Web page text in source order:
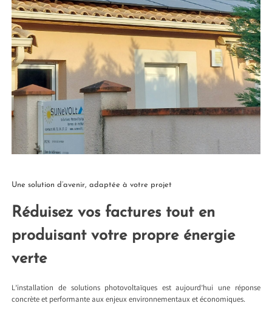
Une solution d’avenir, adaptée à votre projet
Réduisez vos factures tout en
produisant votre propre énergie
verte
L’installation de solutions photovoltaïques est aujourd’hui une réponse
concrète et performante aux enjeux environnementaux et économiques.